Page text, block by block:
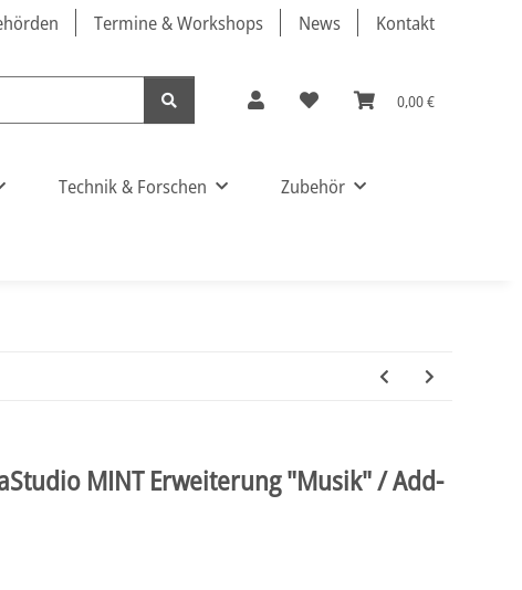
Termine & Workshops News Kontakt
0,00 €
Technik & Forschen Zubehör
MINT Erweiterung "Musik" / Add-